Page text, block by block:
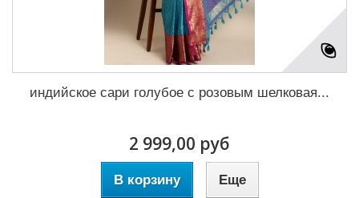
индийское сари голубое с розовым шелковая...
2 999,00 руб
В корзину Еще